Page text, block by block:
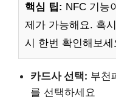
핵심 팁: NFC 기능
제가 가능해요. 혹
시 한번 확인해보세
카드사 선택: 부천
를 선택하세요